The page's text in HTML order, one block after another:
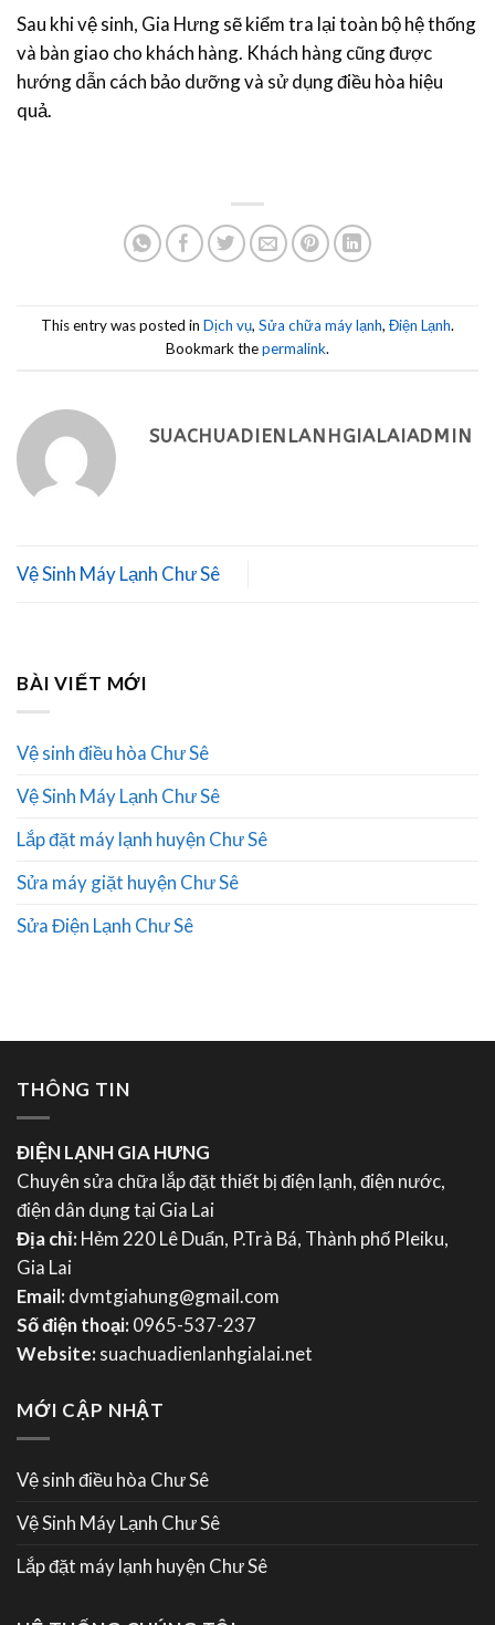
Sau khi vệ sinh, Gia Hưng sẽ kiểm tra lại toàn bộ hệ thống
và bàn giao cho khách hàng. Khách hàng cũng được
hướng dẫn cách bảo dưỡng và sử dụng điều hòa hiệu
quả.
This entry was posted in Dịch vụ, Sửa chữa máy lạnh, Điện Lạnh.
Bookmark thepermalink.
SUACHUADIENLANHGIALAIADMIN
Vệ Sinh Máy Lạnh Chư Sê
BÀI VIẾT MỚI
Vệ sinh điều hòa Chư Sê
Vệ Sinh Máy Lạnh Chư Sê
Lắp đặt máy lạnh huyện Chư Sê
Sửa máy giặt huyện Chư Sê
Sửa Điện Lạnh Chư Sê
THÔNG TIN
ĐIỆN LẠNH GIA HƯNG
Chuyên sửa chữa lắp đặt thiết bị điện lạnh, điện nước,
điện dân dụng tại Gia Lai
Địa chỉ: Hẻm 220 Lê Duẩn, P.Trà Bá, Thành phố Pleiku,
Gia Lai
Email: dvmtgiahung@gmail.com
Số điện thoại: 0965-537-237
Website: suachuadienlanhgialai.net
MỚI CẬP NHẬT
Vệ sinh điều hòa Chư Sê
Vệ Sinh Máy Lạnh Chư Sê
Lắp đặt máy lạnh huyện Chư Sê